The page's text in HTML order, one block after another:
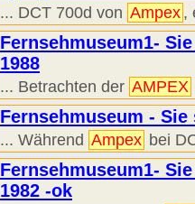
... DCT 700d von Ampex ,
Fernsehmuseum1-
1988
... Betrachten der AMPEX
Fernsehmuseum -
... Während Ampex bei
Fernsehmuseum1-
1982 -ok